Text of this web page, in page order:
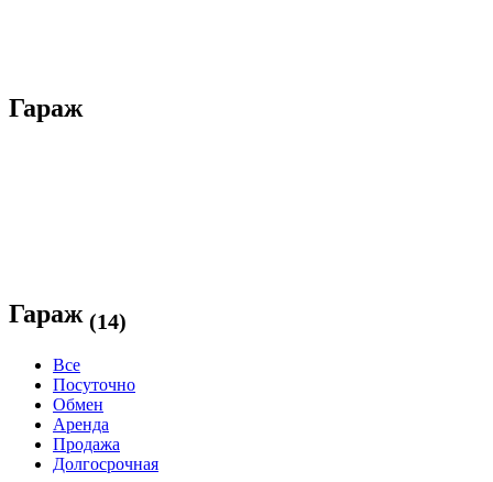
Гараж
Гараж (14)
Все
Посуточно
Обмен
Аренда
Продажа
Долгосрочная